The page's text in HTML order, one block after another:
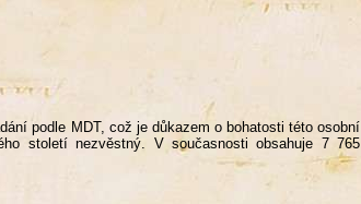
podle MDT, což je důkazem o bohatosti této osobní
století nezvěstný. V současnosti obsahuje 7 765